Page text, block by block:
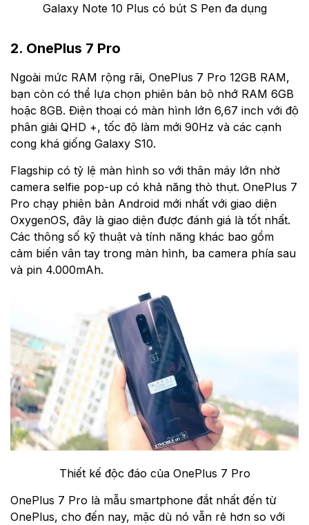
Galaxy Note 10 Plus có bút S Pen đa dụng
2. OnePlus 7 Pro
Ngoài mức RAM rộng rãi, OnePlus 7 Pro 12GB RAM,
bạn còn có thể lựa chọn phiên bản bộ nhớ RAM 6GB
hoặc 8GB. Điện thoại có màn hình lớn 6,67 inch với độ
phân giải QHD +, tốc độ làm mới 90Hz và các cạnh
cong khá giống Galaxy S10.
Flagship có tỷ lệ màn hình so với thân máy lớn nhờ
camera selfie pop-up có khả năng thò thụt. OnePlus 7
Pro chạy phiên bản Android mới nhất với giao diện
OxygenOS, đây là giao diện được đánh giá là tốt nhất.
Các thông số kỹ thuật và tính năng khác bao gồm
cảm biến vân tay trong màn hình, ba camera phía sau
và pin 4.000mAh.
Thiết kế độc đáo của OnePlus 7 Pro
OnePlus 7 Pro là mẫu smartphone đắt nhất đến từ
OnePlus, cho đến nay, mặc dù nó vẫn rẻ hơn so với